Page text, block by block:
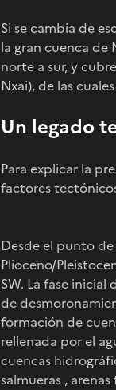
Si se cambia de
la gran cuenca de
norte a sur, y
Nxai), de las
Un legado
Para explicar la
factores
Desde el punto
Plioceno/
SW. La fase
de
formación de
rellenada por el
cuencas
salmueras ,